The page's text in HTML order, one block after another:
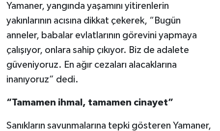
Yamaner, yangında yaşamını yitirenlerin
yakınlarının acısına dikkat çekerek, “Bugün
anneler, babalar evlatlarının görevini yapmaya
çalışıyor, onlara sahip çıkıyor. Biz de adalete
güveniyoruz. En ağır cezaları alacaklarına
inanıyoruz” dedi.
“Tamamen ihmal, tamamen cinayet”
Sanıkların savunmalarına tepki gösteren Yamaner,